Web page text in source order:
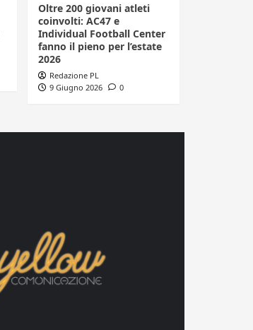
Oltre 200 giovani atleti
coinvolti: AC47 e
Individual Football Center
fanno il pieno per l’estate
2026
Redazione PL
9 Giugno 2026
0